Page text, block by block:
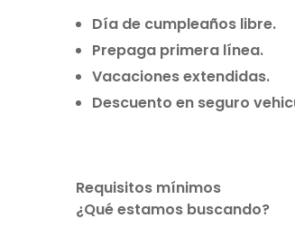
Día de cumpleaños libre.
Prepaga primera línea.
Vacaciones extendidas.
Descuento en seguro
Requisitos mínimos
¿Qué estamos buscando?